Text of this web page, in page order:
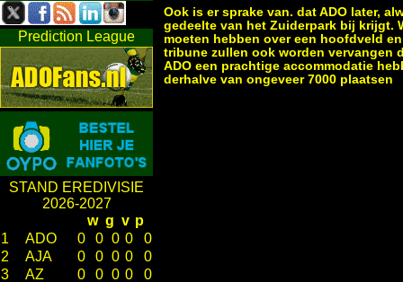
Prediction League
STAND EREDIVISIE
2026-2027
w g v p
1
ADO 0 0 0 0
0
2
AJA 0 0 0 0
0
3
AZ 0 0 0 0
0
Ook is er sprake van. dat ADO later,
gedeelte van het Zuiderpark bij krijgt.
moeten hebben over een hoofdveld
tribune zullen ook worden vervangen
ADO een prachtige accommodatie
derhalve van ongeveer 7000 plaatsen